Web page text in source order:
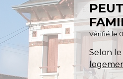
Vérifié le
Selon